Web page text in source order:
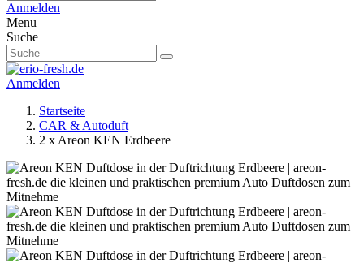
Anmelden
Menu
Suche
Anmelden
Startseite
CAR & Autoduft
2 x Areon KEN Erdbeere